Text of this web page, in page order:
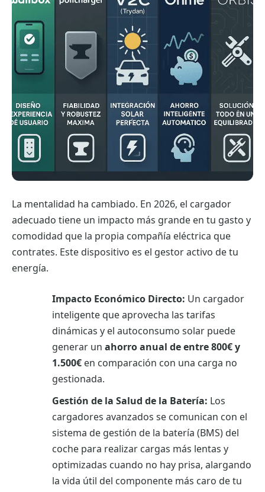
La mentalidad ha cambiado. En 2026, el cargador
adecuado tiene un impacto más grande en tu gasto y
comodidad que la propia compañía eléctrica que
contrates. Este dispositivo es el gestor activo de tu
energía.
Impacto Económico Directo: Un cargador
inteligente que aprovecha las tarifas
dinámicas y el autoconsumo solar puede
generar un ahorro anual de entre 800€ y
1.500€ en comparación con una carga no
gestionada.
Gestión de la Salud de la Batería: Los
cargadores avanzados se comunican con el
sistema de gestión de la batería (BMS) del
coche para realizar cargas más lentas y
optimizadas cuando no hay prisa, alargando
la vida útil del componente más caro de tu